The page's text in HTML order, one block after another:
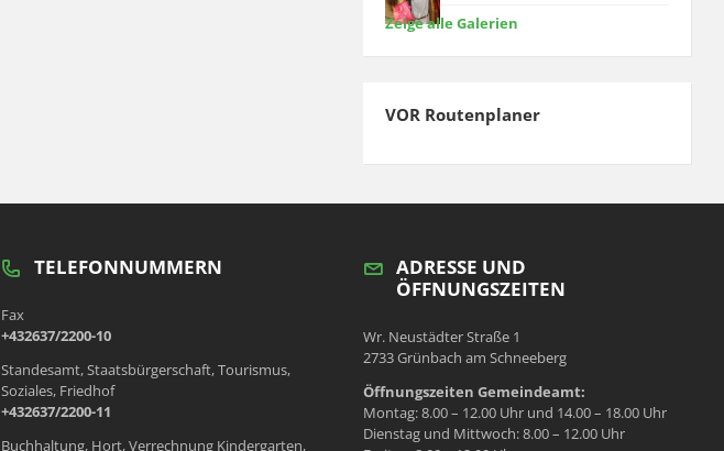
Zeige alle Galerien
VOR Routenplaner
TELEFONNUMMERN
Fax
+432637/2200-10
Standesamt, Staatsbürgerschaft, Tourismus,
Soziales, Friedhof
+432637/2200-11
Buchhaltung, Hort, Verrechnung Kindergarten,
ADRESSE UND
ÖFFNUNGSZEITEN
Wr. Neustädter Straße 1
2733 Grünbach am Schneeberg
Öffnungszeiten Gemeindeamt:
Montag: 8.00 – 12.00 Uhr und 14.00 – 18.00 Uhr
Dienstag und Mittwoch: 8.00 – 12.00 Uhr